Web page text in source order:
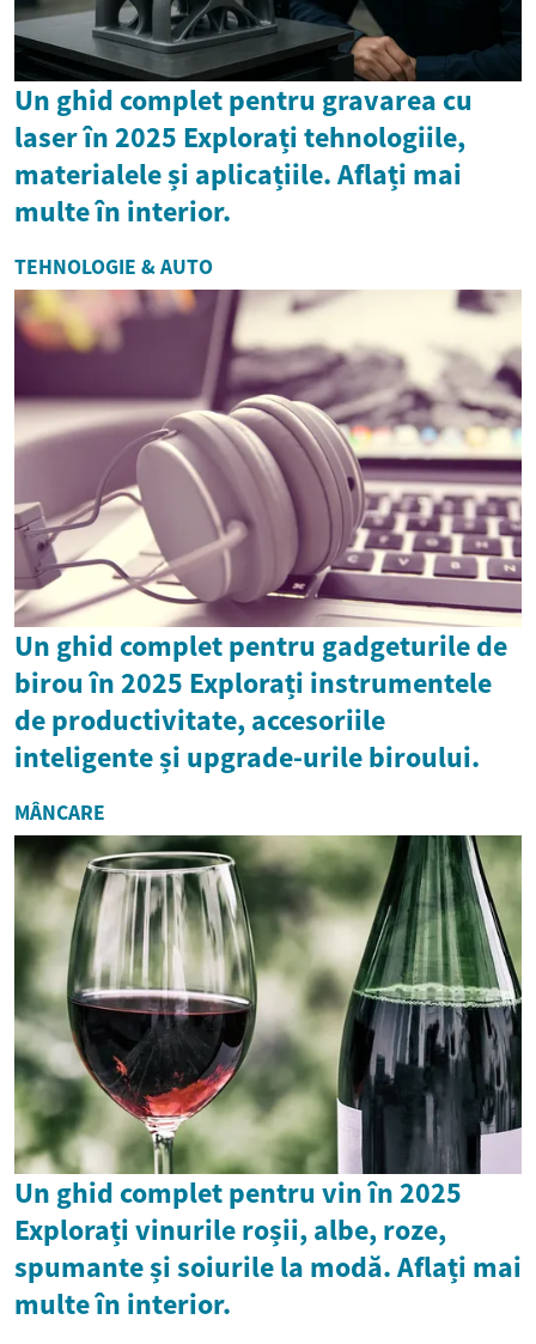
Un ghid complet pentru gravarea cu
laser în 2025 Explorați tehnologiile,
materialele și aplicațiile. Aflați mai
multe în interior.
TEHNOLOGIE & AUTO
Un ghid complet pentru gadgeturile de
birou în 2025 Explorați instrumentele
de productivitate, accesoriile
inteligente și upgrade-urile biroului.
MÂNCARE
Un ghid complet pentru vin în 2025
Explorați vinurile roșii, albe, roze,
spumante și soiurile la modă. Aflați mai
multe în interior.